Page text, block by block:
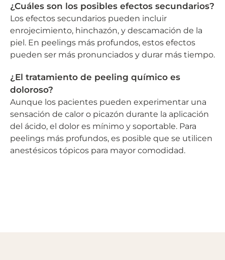
¿Cuáles son los posibles efectos secundarios?
Los efectos secundarios pueden incluir
enrojecimiento, hinchazón, y descamación de la
piel. En peelings más profundos, estos efectos
pueden ser más pronunciados y durar más tiempo.
¿El tratamiento de peeling químico es
doloroso?
Aunque los pacientes pueden experimentar una
sensación de calor o picazón durante la aplicación
del ácido, el dolor es mínimo y soportable. Para
peelings más profundos, es posible que se utilicen
anestésicos tópicos para mayor comodidad.